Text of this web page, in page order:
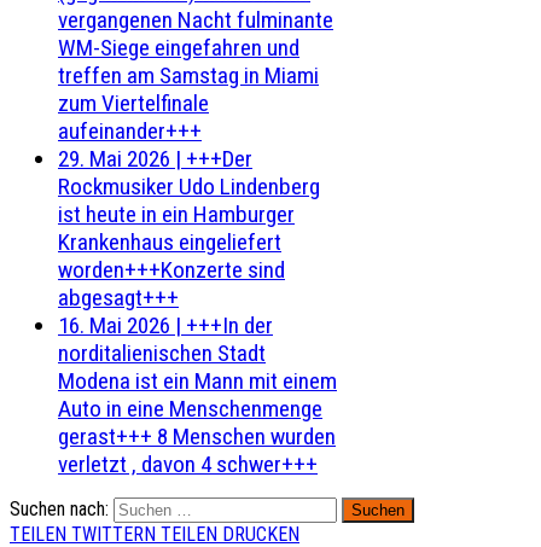
vergangenen Nacht fulminante
WM-Siege eingefahren und
treffen am Samstag in Miami
zum Viertelfinale
aufeinander+++
29. Mai 2026 | +++Der
Rockmusiker Udo Lindenberg
ist heute in ein Hamburger
Krankenhaus eingeliefert
worden+++Konzerte sind
abgesagt+++
16. Mai 2026 | +++In der
norditalienischen Stadt
Modena ist ein Mann mit einem
Auto in eine Menschenmenge
gerast+++ 8 Menschen wurden
verletzt , davon 4 schwer+++
Suchen nach:
TEILEN TWITTERN TEILEN DRUCKEN